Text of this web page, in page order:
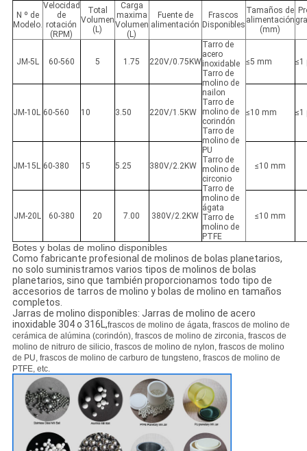
N º de
Modelo.
Velocidad
de
rotación
(RPM)
Total
Volumen
(L)
Carga
maxima
Volumen
(L)
Fuente de
alimentación
Frascos
Disponibles
Tamaños de
alimentación
(mm)
JM-5L 60-560 5 1.75 220V/0.75KW
Tarro de
acero
inoxidable
Tarro de
molino de
nailon
Tarro de
molino de
corindón
Tarro de
molino de
PU
Tarro de
molino de
circonio
Tarro de
molino de
ágata
Tarro de
molino de
PTFE
≤5 mm ≤1
JM-10L 60-560 10 3.50 220V/1.5KW ≤10 mm ≤1
JM-15L 60-380 15 5.25 380V/2.2KW ≤10 mm
JM-20L 60-380 20 7.00 380V/2.2KW ≤10 mm
Botes y bolas de molino disponibles
Como fabricante profesional de molinos de bolas planetarios,
no solo suministramos varios tipos de molinos de bolas
planetarios, sino que también proporcionamos todo tipo de
accesorios de tarros de molino y bolas de molino en tamaños
completos.
Jarras de molino disponibles: Jarras de molino de acero
inoxidable 304 o 316L,frascos de molino de ágata, frascos de molino de
cerámica de alúmina (corindón), frascos de molino de zirconia, frascos de
molino de nitruro de silicio, frascos de molino de nylon, frascos de molino
de PU, frascos de molino de carburo de tungsteno, frascos de molino de
PTFE, etc.